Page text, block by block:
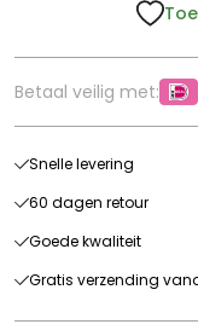
Betaal veilig met:
Snelle levering
60 dagen retour
Goede kwaliteit
Gratis verzending